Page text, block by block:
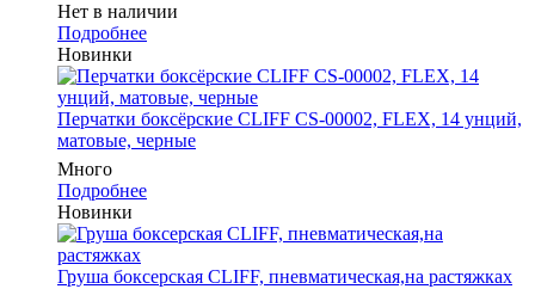
Нет в наличии
Подробнее
Новинки
Перчатки боксёрские CLIFF CS-00002, FLEX, 14 унций,
матовые, черные
Много
Подробнее
Новинки
Груша боксерская CLIFF, пневматическая,на растяжках